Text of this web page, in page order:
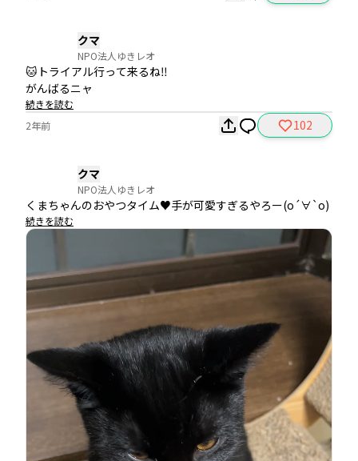
クマ
NPO法人ゆきレオ
🐱トライアル行って来るね‼️
続きを読む
2年前
102
クマ
NPO法人ゆきレオ
くまちゃんのおやつタイム♥️手が可愛すぎるやろー(о´∀`о)
続きを読む